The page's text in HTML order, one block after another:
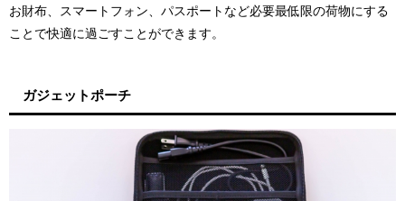
お財布、スマートフォン、パスポートなど必要最低限の荷物にする
ことで快適に過ごすことができます。
ガジェットポーチ